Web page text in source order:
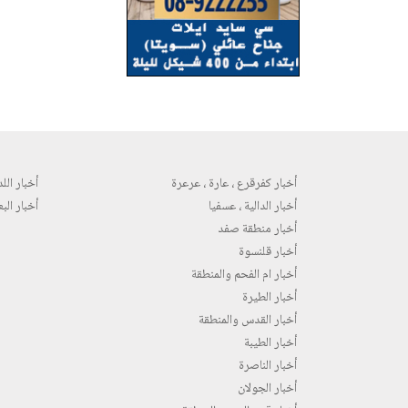
أخبار كفرقرع ، عارة ، عرعرة
أخبار الدالية ، عسفيا
أخبار منطقة صفد
أخبار قلنسوة
أخبار ام الفحم والمنطقة
أخبار الطيرة
أخبار القدس والمنطقة
أخبار الطيبة
أخبار الناصرة
أخبار الجولان
أخبار
أخبار